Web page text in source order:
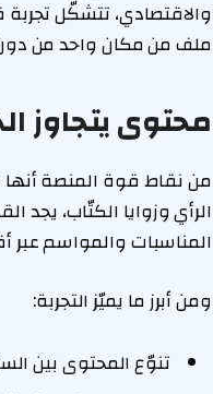
والاقتصادي، تتشكّل
ملف من مكان واحد من دون
محتوى يتجاوز
من نقاط قوة المنصة أنها
الرأي وزوايا الكتّاب،
المناسبات والمواسم عبر
ومن أبرز ما يميّز التجربة:
تنوّع المحتوى بين